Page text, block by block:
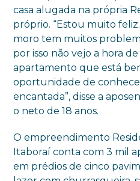
casa alugada na própria
próprio. “Estou muito
moro tem muitos
por isso não vejo a hora
apartamento que está
oportunidade de
encantada”, disse a
o neto de 18 anos.
O empreendimento
Itaboraí conta com 3 mil
em prédios de cinco